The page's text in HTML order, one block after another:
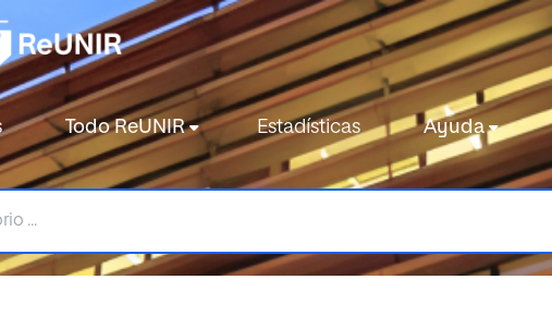
Todo ReUNIR Estadísticas Ayuda